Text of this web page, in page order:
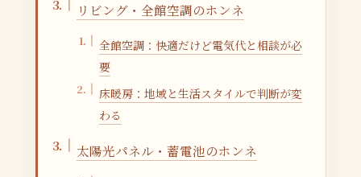
リビング・全館空調のホンネ
全館空調：快適だけど電気代と相談が必
要
床暖房：地域と生活スタイルで判断が変
わる
太陽光パネル・蓄電池のホンネ